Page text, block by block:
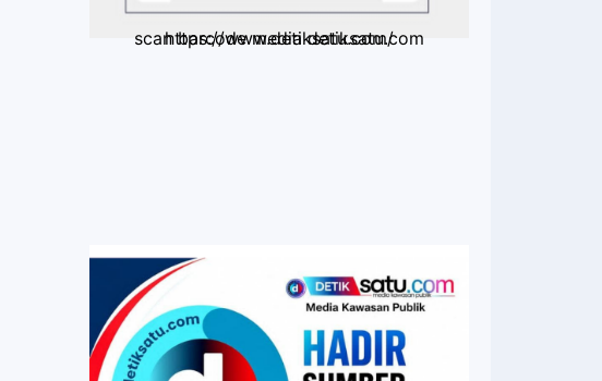
scan barcode media detiksatu.com https://www.detiksatu.com/